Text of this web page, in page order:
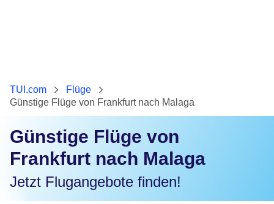
TUI.com
Flüge
Günstige Flüge von Frankfurt nach Malaga
Günstige Flüge von
Frankfurt nach Malaga
Jetzt Flugangebote finden!